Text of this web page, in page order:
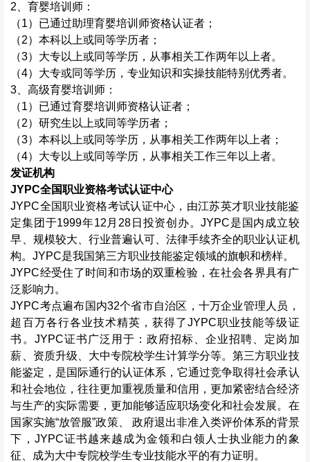
2 、育婴培训师：
（1）已通过助理育婴培训师资格认证者；
（2）本科以上或同等学历者；
（3）大专以上或同等学历，从事相关工作两年以上者。
（4）大专或同等学历，专业知识和实操技能特别优秀者。
3 、高级育婴培训师：
（1）已通过育婴培训师资格认证者；
（2）研究生以上或同等学历者；
（3）本科以上或同等学历，从事相关工作两年以上者；
（4）大专以上或同等学历，从事相关工作三年以上者。
发证机构
JYPC全国职业资格考试认证中心
JYPC全国职业资格考试认证中心，由江苏英才职业技能鉴
定集团于1999年12 月 28 日投资创办。JYPC是国内成立较
早、规模较大、行业普遍认可、法律手续齐全的职业认证机
构。JYPC是我国第三方职业技能鉴定领域的旗帜和榜样。
JYPC经受住了时间和市场的双重检验，在社会各界具有广
泛影响力。
JYPC考点遍布国内32个省市自治区，十万企业管理人员，
超百万各行各业技术精英，获得了JYPC职业技能等级证
书。 JYPC证书广泛用于：政府招标、企业招聘、定岗加
薪、资质升级、大中专院校学生计算学分等。第三方职业技
能鉴定，是国际通行的认证体系，它通过竞争取得社会承认
和社会地位，往往更加重视质量和信用，更加紧密结合经济
与生产的实际需要，更加能够适应职场变化和社会发展。在
国家实施“放管服”政策、 政府退出非准入类评价体系的背景
下， JYPC证书越来越成为金领和白领人士执业能力的象
征、成为大中专院校学生专业技能水平的有力证明。